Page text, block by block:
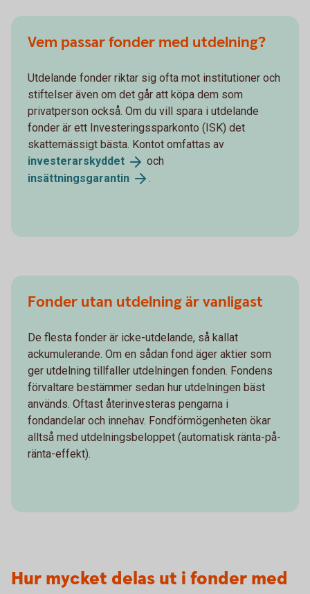
Vem passar fonder med utdelning?
Utdelande fonder riktar sig ofta mot institutioner och
stiftelser även om det går att köpa dem som
privatperson också. Om du vill spara i utdelande
fonder är ett Investeringssparkonto (ISK) det
skattemässigt bästa. Kontot omfattas av
investerarskyddet
och
insättningsgarantin
.
Fonder utan utdelning är vanligast
De flesta fonder är icke-utdelande, så kallat
ackumulerande. Om en sådan fond äger aktier som
ger utdelning tillfaller utdelningen fonden. Fondens
förvaltare bestämmer sedan hur utdelningen bäst
används. Oftast återinvesteras pengarna i
fondandelar och innehav. Fondförmögenheten ökar
alltså med utdelningsbeloppet (automatisk ränta-på-
ränta-effekt).
Hur mycket delas ut i fonder med